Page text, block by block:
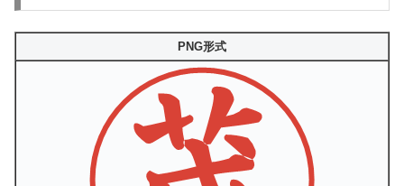
PNG形式